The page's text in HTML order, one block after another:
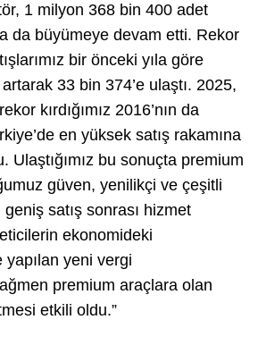
1 milyon 368 bin 400 adet
da büyümeye devam etti. Rekor
bir önceki yıla göre
33 bin 374’e ulaştı. 2025,
kırdığımız 2016’nın da
en yüksek satış rakamına
Ulaştığımız bu sonuçta premium
güven, yenilikçi ve çeşitli
satış sonrası hizmet
ekonomideki
yeni vergi
premium araçlara olan
etkili oldu.”